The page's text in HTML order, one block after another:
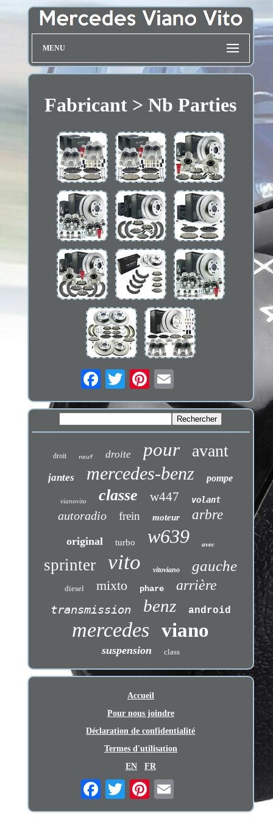
MENU
Fabricant > Nb Parties
droit neuf droite pour avant
jantes mercedes-benz pompe
vianovito classe w447 volant
autoradio frein moteur arbre
original turbo w639 avec
sprinter vito vitoviano gauche
diesel mixto phare arrière
transmission benz android
mercedes viano
suspension class
Accueil
Pour nous joindre
Déclaration de confidentialité
Termes d'utilisation
EN
FR